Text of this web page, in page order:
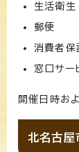
生活衛生
郵便
消費者保
窓口サー
開催日時お
北名古屋